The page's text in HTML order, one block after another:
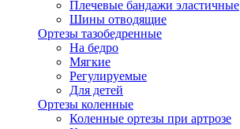
Плечевые бандажи эластичные
Шины отводящие
Ортезы тазобедренные
На бедро
Мягкие
Регулируемые
Для детей
Ортезы коленные
Коленные ортезы при артрозе